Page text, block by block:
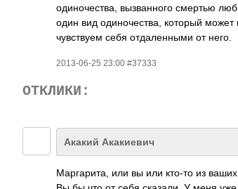
одиночества, вызванного смертью
один вид одиночества, который
чувствуем себя отдаленными от него.
2013-06-25 23:00 #37333
ОТКЛИКИ:
Акакий Акакиевич
Маргарита, или вы или кто-то из